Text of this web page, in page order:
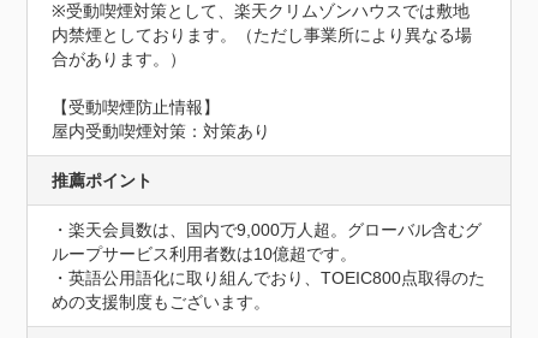
※受動喫煙対策として、楽天クリムゾンハウスでは敷地
内禁煙としております。（ただし事業所により異なる場
合があります。）
【受動喫煙防止情報】
屋内受動喫煙対策：対策あり
推薦ポイント
・楽天会員数は、国内で9,000万人超。グローバル含むグ
ループサービス利用者数は10億超です。
・英語公用語化に取り組んでおり、TOEIC800点取得のた
めの支援制度もございます。